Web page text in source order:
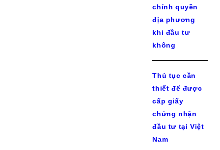
chính quyền
địa phương
khi đầu tư
không
Thủ tục cần
thiết để được
cấp giấy
chứng nhận
đầu tư tại Việt
Nam